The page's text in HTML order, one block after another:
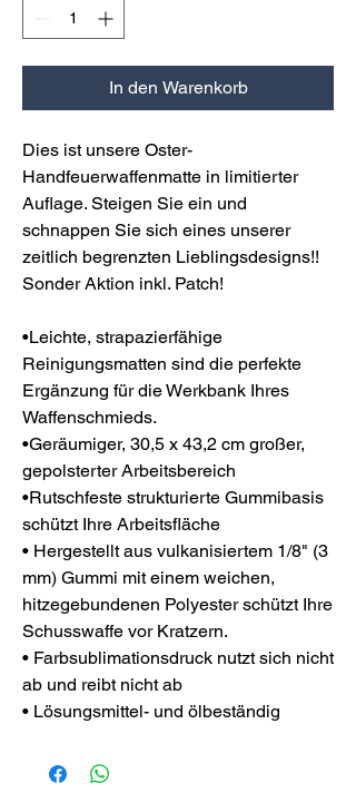
In den Warenkorb
Dies ist unsere Oster-
Handfeuerwaffenmatte in limitierter
Auflage. Steigen Sie ein und
schnappen Sie sich eines unserer
zeitlich begrenzten Lieblingsdesigns!!
Sonder Aktion inkl. Patch!
•Leichte, strapazierfähige
Reinigungsmatten sind die perfekte
Ergänzung für die Werkbank Ihres
Waffenschmieds.
•Geräumiger, 30,5 x 43,2 cm großer,
gepolsterter Arbeitsbereich
•Rutschfeste strukturierte Gummibasis
schützt Ihre Arbeitsfläche
• Hergestellt aus vulkanisiertem 1/8" (3
mm) Gummi mit einem weichen,
hitzegebundenen Polyester schützt Ihre
Schusswaffe vor Kratzern.
• Farbsublimationsdruck nutzt sich nicht
ab und reibt nicht ab
• Lösungsmittel- und ölbeständig